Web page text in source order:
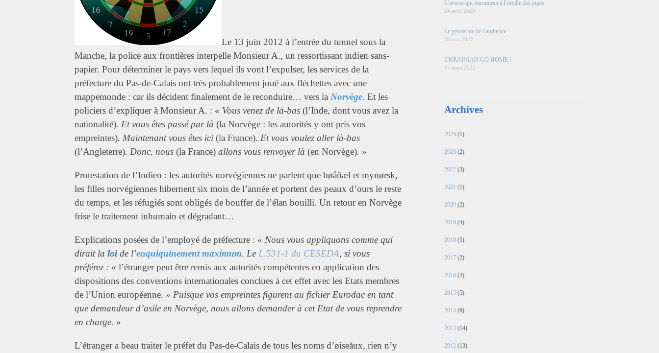
Le 13 juin 2012 à l’entrée du tunnel sous la
Manche, la police aux frontières interpelle Monsieur A., un ressortissant indien sans-
papier. Pour déterminer le pays vers lequel ils vont l’expulser, les services de la
préfecture du Pas-de-Calais ont très probablement joué aux fléchettes avec une
mappemonde : car ils décident finalement de le reconduire… vers la Norvège. Et les
policiers d’expliquer à Monsieur A. : « Vous venez de là-bas (l’Inde, dont vous avez la
nationalité). Et vous êtes passé par là (la Norvège : les autorités y ont pris vos
empreintes). Maintenant vous êtes ici (la France). Et vous voulez aller là-bas
(l’Angleterre). Donc, nous (la France) allons vous renvoyer là (en Norvège). »
Protestation de l’Indien : les autorités norvégiennes ne parlent que bøåñæl et mynørsk,
les filles norvégiennes hibernent six mois de l’année et portent des peaux d’ours le reste
du temps, et les réfugiés sont obligés de bouffer de l’élan bouilli. Un retour en Norvège
frise le traitement inhumain et dégradant…
Explications posées de l’employé de préfecture : « Nous vous appliquons comme qui
dirait la loide l’enquiquinement maximum. Le L.531-1 du CESEDA, si vous
préférez : « l’étranger peut être remis aux autorités compétentes en application des
dispositions des conventions internationales conclues à cet effet avec les Etats membres
de l’Union européenne. » Puisque vos empreintes figurent au fichier Eurodac en tant
que demandeur d’asile en Norvège, nous allons demander à cet Etat de vous reprendre
en charge. »
L’étranger a beau traiter le préfet du Pas-de-Calais de tous les noms d’øiseåux, rien n’y
L’avocat qui murmurait à l’oreille des juges
24 avril 2023
Le gendarme de l’audience
28 mai 2022
UKRAINIAN GO HOME !
17 mars 2022
Archives
2024 (1)
2023 (2)
2022 (3)
2021 (1)
2020 (2)
2019 (4)
2018 (5)
2017 (2)
2016 (2)
2015 (5)
2014 (9)
2013 (14)
2012 (13)